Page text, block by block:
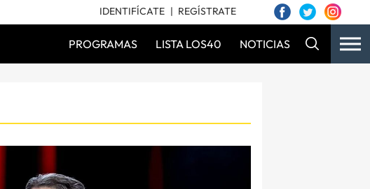
IDENTIFÍCATE REGÍSTRATE
PROGRAMAS LISTA LOS40 NOTICIAS